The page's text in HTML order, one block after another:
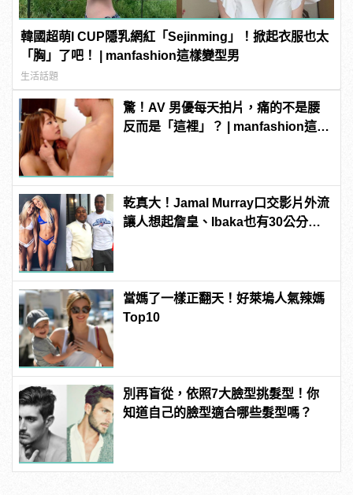
韓國超萌I CUP隱乳網紅「Sejinming」！掀起衣服也太
「胸」了吧！ | manfashion這樣變型男
生活話題
驚！AV 男優每天拍片，痛的不是腰
反而是「這裡」？ | manfashion這樣
乾真大！Jamal Murray口交影片外流
讓人想起詹皇、Ibaka也有30公分驚
當媽了一樣正翻天！好萊塢人氣辣媽
Top10
別再盲從，依照7大臉型挑髮型！你
知道自己的臉型適合哪些髮型嗎？